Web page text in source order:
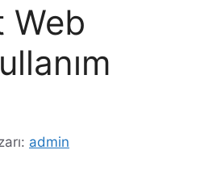
Web
admin